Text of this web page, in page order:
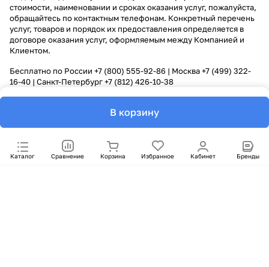
В корзину
Каталог Сравнение Корзина Избранное Кабинет Бренды
стоимости, наименовании и сроках оказания услуг, пожалуйста,
обращайтесь по контактным телефонам. Конкретный перечень
услуг, товаров и порядок их предоставления определяется в
договоре оказания услуг, оформляемым между Компанией и
Клиентом.
Бесплатно по России +7 (800) 555-92-86 | Москва+7 (499) 322-
16-40 | Санкт-Петербург+7 (812) 426-10-38